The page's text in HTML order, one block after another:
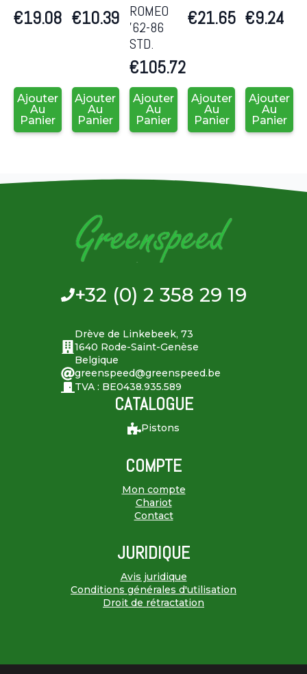
€19.08
Ajouter
Au
Panier
€10.39
Ajouter
Au
Panier
ROMEO
’62-86
STD.
€105.72
Ajouter
Au
Panier
€21.65
Ajouter
Au
Panier
€9.24
Ajouter
Au
Panier
+32 (0) 2 358 29 19
Drève de Linkebeek, 73
1640 Rode-Saint-Genèse
Belgique
greenspeed@greenspeed.be
TVA : BE0438.935.589
CATALOGUE
Pistons
COMPTE
Mon compte
Chariot
Contact
JURIDIQUE
Avis juridique
Conditions générales d'utilisation
Droit de rétractation